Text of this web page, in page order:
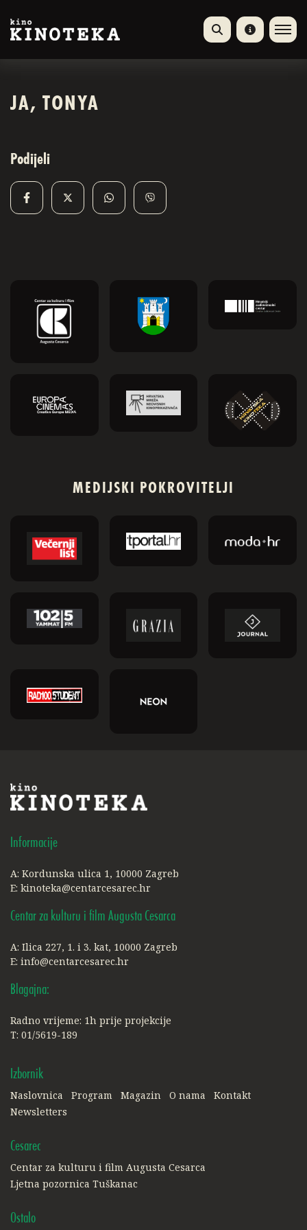
JA, TONYA
Podijeli
MEDIJSKI POKROVITELJI
Informacije
A: Kordunska ulica 1, 10000 Zagreb
E: kinoteka@centarcesarec.hr
Centar za kulturu i film Augusta Cesarca
A: Ilica 227, 1. i 3. kat, 10000 Zagreb
E: info@centarcesarec.hr
Blagajna:
Radno vrijeme: 1h prije projekcije
T: 01/5619-189
Izbornik
Naslovnica Program Magazin O nama
Kontakt
Newsletters
Cesarec
Centar za kulturu i film Augusta Cesarca
Ljetna pozornica Tuškanac
Ostalo